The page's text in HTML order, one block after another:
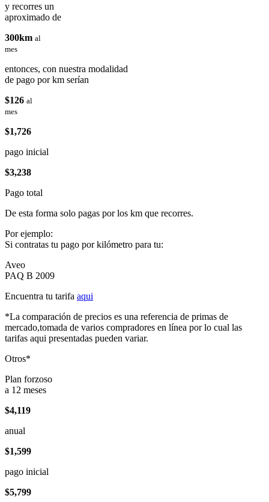
y recorres un
aproximado de
300km al
mes
entonces, con nuestra modalidad
de pago por km serían
$126 al
mes
$1,726
pago inicial
$3,238
Pago total
De esta forma solo pagas por los km que recorres.
Por ejemplo:
Si contratas tu pago por kilómetro para tu:
Aveo
PAQ B 2009
Encuentra tu tarifa aqui
*La comparación de precios es una referencia de primas de
mercado,tomada de varios compradores en línea por lo cual las
tarifas aqui presentadas pueden variar.
Otros*
Plan forzoso
a 12 meses
$4,119
anual
$1,599
pago inicial
$5,799